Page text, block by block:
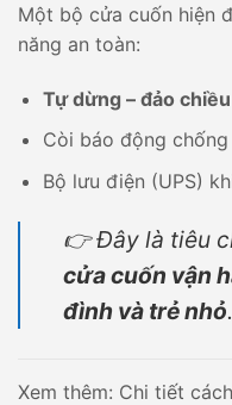
Một bộ cửa cuốn hiện
năng an toàn:
Tự dừng – đảo
Còi báo động
Bộ lưu điện (UPS)
👉 Đây là tiêu
cửa cuốn vận
đình và trẻ nhỏ.
Xem thêm: Chi tiết